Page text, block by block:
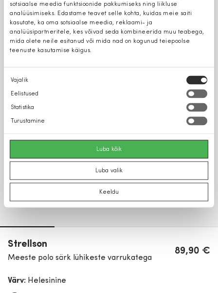
sotsiaalse meedia funktsioonide pakkumiseks ning liikluse
analüüsimiseks. Edastame teavet selle kohta, kuidas meie saiti
kasutate, ka oma sotsiaalse meedia, reklaami- ja
analüüsipartneritele, kes võivad seda kombineerida muu teabega,
mida olete neile esitanud või mida nad on kogunud teiepoolse
teenuste kasutamise käigus.
Nõusoleku
valik
Vajalik
Eelistused
Statistika
Turustamine
Luba kõik
Luba valik
Keeldu
Strellson
Meeste polo särk lühikeste varrukatega
89,90 €
Värv: Helesinine